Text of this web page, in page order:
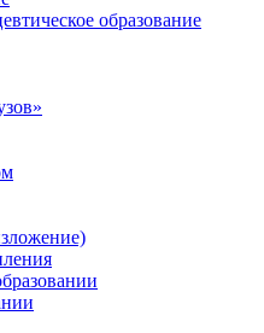
образование